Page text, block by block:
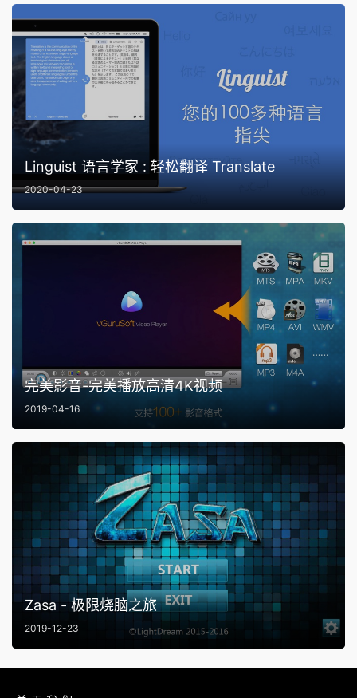
Linguist 语言学家 : 轻松翻译 Translate
2020-04-23
完美影音-完美播放高清4K视频
2019-04-16
Zasa - 极限烧脑之旅
2019-12-23